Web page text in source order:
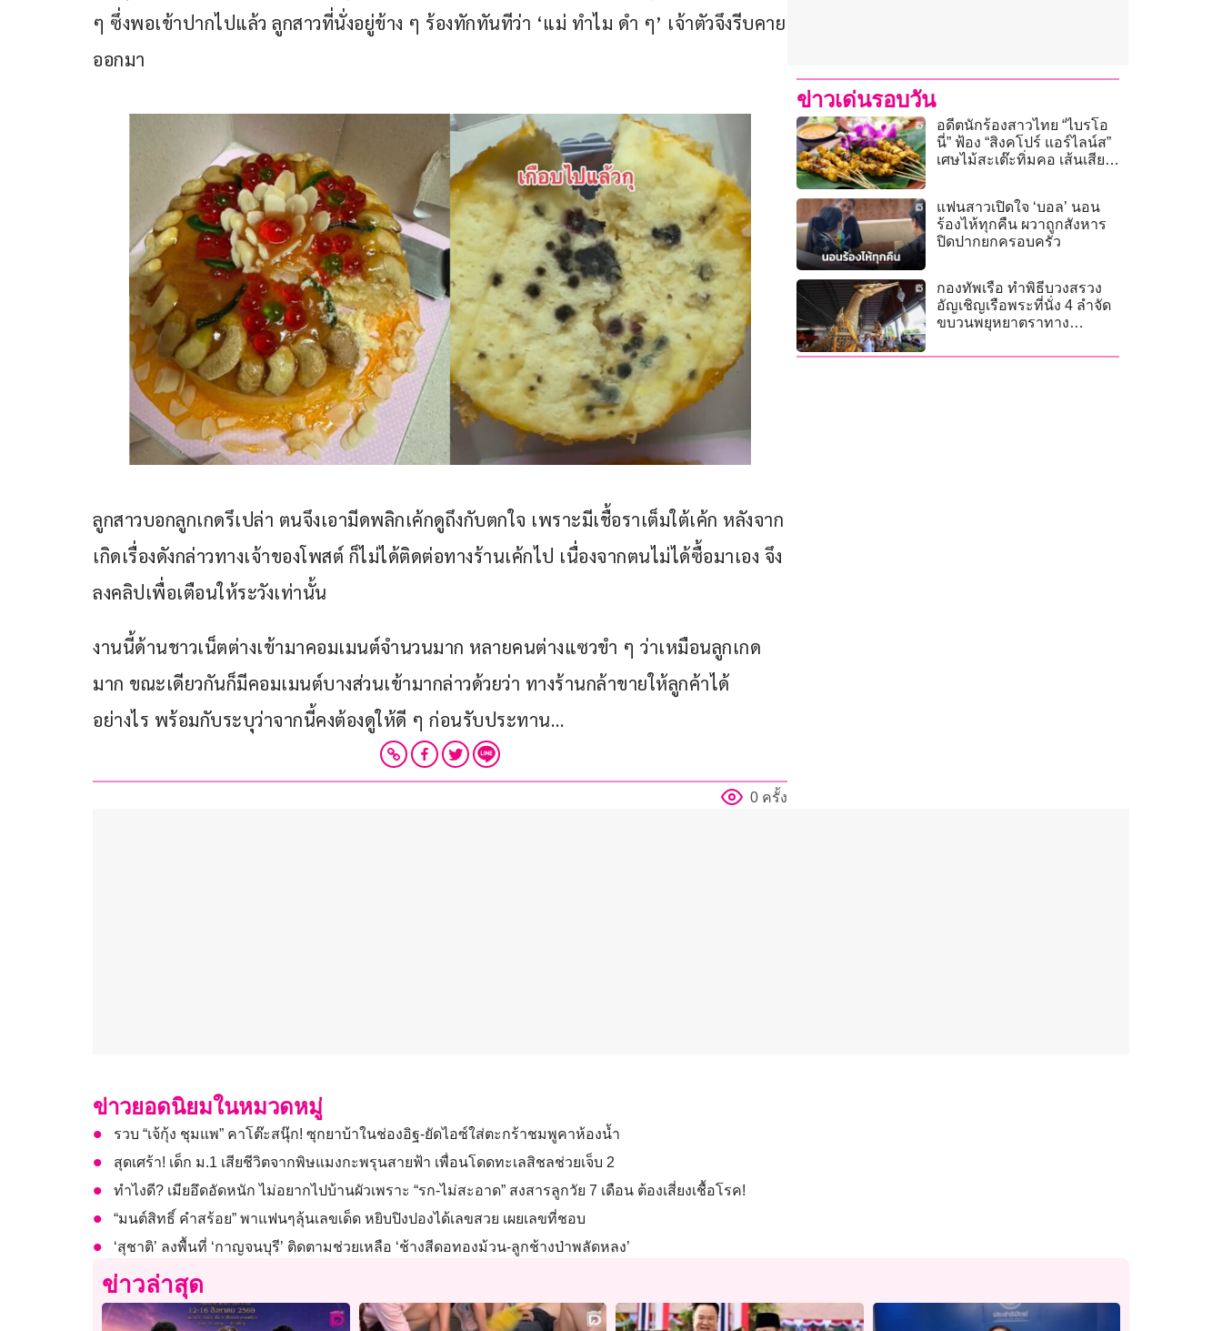
ๆ ซึ่งพอเข้าปากไปแล้ว ลูกสาวที่นั่งอยู่ข้าง ๆ ร้องทักทันทีว่า ‘แม่ ทำไม ดำ ๆ’ เจ้าตัวจึงรีบคาย
ออกมา
ลูกสาวบอกลูกเกดรึเปล่า ตนจึงเอามีดพลิกเค้กดูถึงกับตกใจ เพราะมีเชื้อราเต็มใต้เค้ก หลังจาก
เกิดเรื่องดังกล่าวทางเจ้าของโพสต์ ก็ไม่ได้ติดต่อทางร้านเค้กไป เนื่องจากตนไม่ได้ซื้อมาเอง จึง
ลงคลิปเพื่อเตือนให้ระวังเท่านั้น
งานนี้ด้านชาวเน็ตต่างเข้ามาคอมเมนต์จำนวนมาก หลายคนต่างแซวขำ ๆ ว่าเหมือนลูกเกด
มาก ขณะเดียวกันก็มีคอมเมนต์บางส่วนเข้ามากล่าวด้วยว่า ทางร้านกล้าขายให้ลูกค้าได้
อย่างไร พร้อมกับระบุว่าจากนี้คงต้องดูให้ดี ๆ ก่อนรับประทาน…
0 ครั้ง
ข่าวเด่นรอบวัน
อดีตนักร้องสาวไทย “ไบรโอ
นี่” ฟ้อง “สิงคโปร์ แอร์ไลน์ส”
เศษไม้สะเต๊ะทิ่มคอ เส้นเสียง
แฟนสาวเปิดใจ ‘บอล’ นอน
ร้องไห้ทุกคืน ผวาถูกสังหาร
ปิดปากยกครอบครัว
กองทัพเรือ ทำพิธีบวงสรวง
อัญเชิญเรือพระที่นั่ง 4 ลำจัด
ขบวนพยุหยาตราทาง
ข่าวยอดนิยมในหมวดหมู่
รวบ “เจ้กุ้ง ชุมแพ” คาโต๊ะสนุ๊ก! ซุกยาบ้าในช่องอิฐ-ยัดไอซ์ใส่ตะกร้าชมพูคาห้องน้ำ
สุดเศร้า! เด็ก ม.1 เสียชีวิตจากพิษแมงกะพรุนสายฟ้า เพื่อนโดดทะเลสิชลช่วยเจ็บ 2
ทำไงดี? เมียอึดอัดหนัก ไม่อยากไปบ้านผัวเพราะ “รก-ไม่สะอาด” สงสารลูกวัย 7 เดือน ต้องเสี่ยงเชื้อโรค!
“มนต์สิทธิ์ คำสร้อย” พาแฟนๆลุ้นเลขเด็ด หยิบปิงปองได้เลขสวย เผยเลขที่ชอบ
‘สุชาติ’ ลงพื้นที่ ‘กาญจนบุรี’ ติดตามช่วยเหลือ ‘ช้างสีดอทองม้วน-ลูกช้างป่าพลัดหลง’
ข่าวล่าสุด